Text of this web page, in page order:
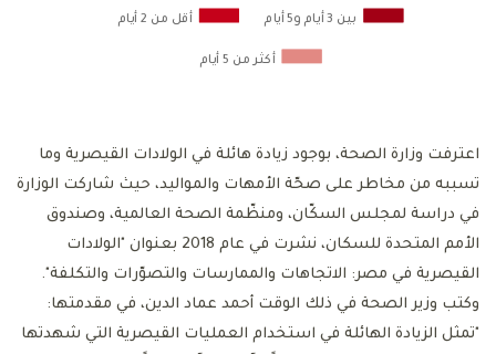
بين 3 أيام و5 أيام أقل من 2 أيام
أكثر من 5 أيام
اعترفت وزارة الصحة، بوجود زيادة هائلة في الولادات القيصرية وما
تسببه من مخاطر على صحّة الأمهات والمواليد، حيث شاركت الوزارة
في دراسة لمجلس السكّان، ومنظّمة الصحة العالمية، وصندوق
الأمم المتحدة للسكان، نشرت في عام 2018 بعنوان "الولادات
القيصرية في مصر: الاتجاهات والممارسات والتصوّرات والتكلفة".
وكتب وزير الصحة في ذلك الوقت أحمد عماد الدين، في مقدمتها:
"تمثل الزيادة الهائلة في استخدام العمليات القيصرية التي شهدتها